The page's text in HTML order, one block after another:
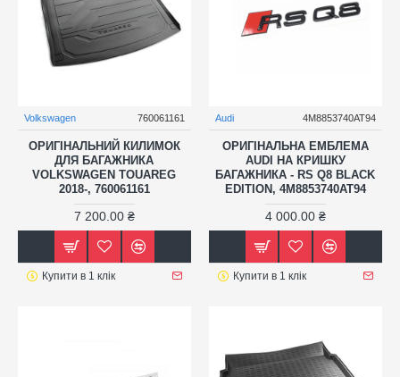
Volkswagen 760061161
ОРИГІНАЛЬНИЙ КИЛИМОК
ДЛЯ БАГАЖНИКА
VOLKSWAGEN TOUAREG
2018-, 760061161
7 200.00 ₴
Купити в 1 клік
Audi 4M8853740AT94
ОРИГІНАЛЬНА ЕМБЛЕМА
AUDI НА КРИШКУ
БАГАЖНИКА - RS Q8 BLACK
EDITION, 4M8853740AT94
4 000.00 ₴
Купити в 1 клік